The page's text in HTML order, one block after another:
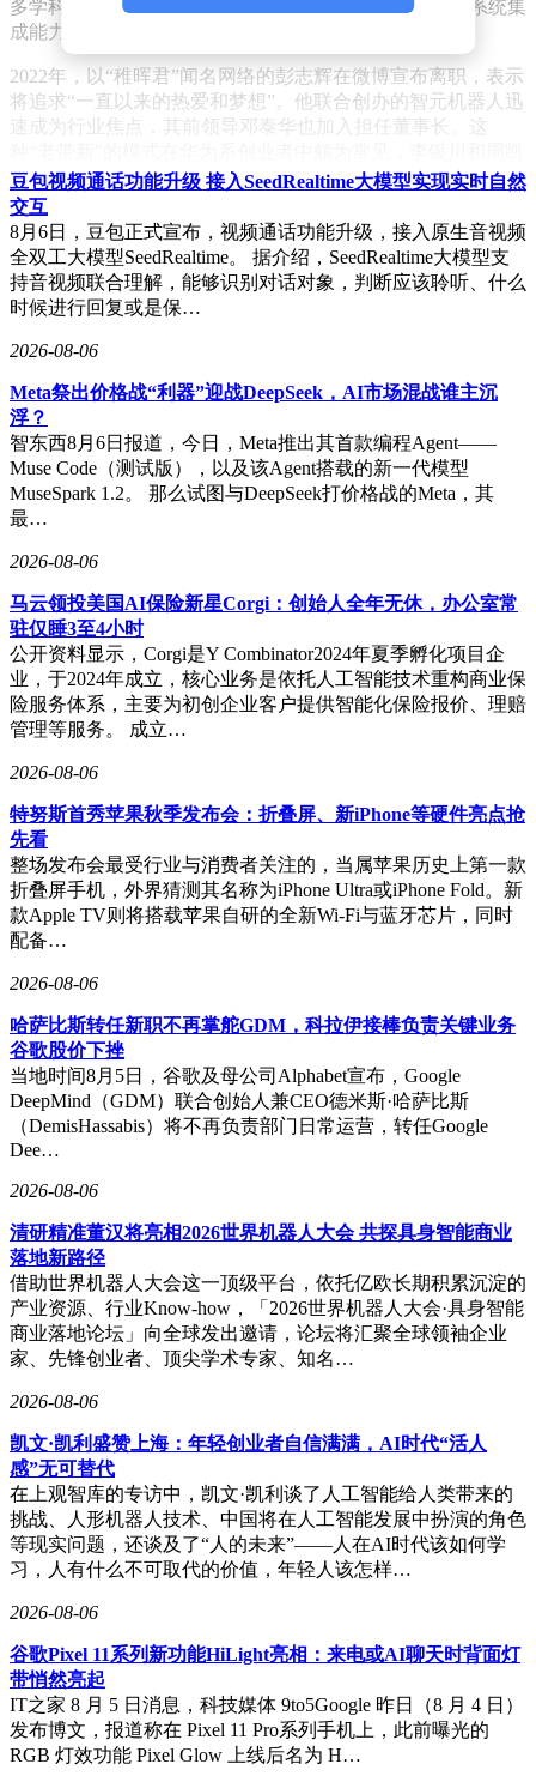
多学科知识，而华为的工作经历恰好提供了这种跨领域系统集
成能力。
2022年，以“稚晖君”闻名网络的彭志辉在微博宣布离职，表示
将追求“一直以来的热爱和梦想”。他联合创办的智元机器人迅
速成为行业焦点，其前领导邓泰华也加入担任董事长。这
文这对诺亚方舟实验室的同事就共同创立了诺因智能，形成了
基于共同文化的高效协作网络。
具身智能创业潮正吸引大量资本涌入。它石智航近日完成4.55
亿美元Pre-A轮融资，创下中国该领域最高单轮融资纪录；欧
拉万象获得五源资本和高瓴创投数千万元种子轮投资；墨奇智
能也于2026年初完成Pre-A轮融资。这些公司的核心技术团队
大多具有华为背景，显示出“华为系”在产业资源整合和商业化
业内专家指出，华为培养的人才具备三大核心竞争力：一是跨
领域的系统工程能力，二是汽车行业积累的机电一体化经验，
三是基于华为文化形成的高效协作网络。以智能汽车为例，其
与机器人在传感器、执行机构等底层技术高度相似，使得相关
人才能够快速实现技术迁移。这种优势在机器人商业化进程中
累。
华为的人才战略不仅体现在招聘环节。根据其2025年年报，公
司已建立完整的AI人才培养体系，过去两年累计培养8万多名
AI人才，其中5万人获得专业认证。这种从选拔到培养的全链
条投入，正在为整个科技行业输送高质量人才，即使部分人才
选择创业，也通过技术扩散和生态合作持续推动产业进步。
豆包视频通话功能升级 接入SeedRealtime大模型实现实时自然
交互
8月6日，豆包正式宣布，视频通话功能升级，接入原生音视频
全双工大模型SeedRealtime。 据介绍，SeedRealtime大模型支
持音视频联合理解，能够识别对话对象，判断应该聆听、什么
时候进行回复或是保…
2026-08-06
Meta祭出价格战“利器”迎战DeepSeek，AI市场混战谁主沉
浮？
智东西8月6日报道，今日，Meta推出其首款编程Agent——
Muse Code（测试版），以及该Agent搭载的新一代模型
MuseSpark 1.2。 那么试图与DeepSeek打价格战的Meta，其
最…
2026-08-06
马云领投美国AI保险新星Corgi：创始人全年无休，办公室常
驻仅睡3至4小时
公开资料显示，Corgi是Y Combinator2024年夏季孵化项目企
业，于2024年成立，核心业务是依托人工智能技术重构商业保
险服务体系，主要为初创企业客户提供智能化保险报价、理赔
管理等服务。 成立…
2026-08-06
特努斯首秀苹果秋季发布会：折叠屏、新iPhone等硬件亮点抢
先看
整场发布会最受行业与消费者关注的，当属苹果历史上第一款
折叠屏手机，外界猜测其名称为iPhone Ultra或iPhone Fold。新
款Apple TV则将搭载苹果自研的全新Wi‑Fi与蓝牙芯片，同时
配备…
2026-08-06
哈萨比斯转任新职不再掌舵GDM，科拉伊接棒负责关键业务
谷歌股价下挫
当地时间8月5日，谷歌及母公司Alphabet宣布，Google
DeepMind（GDM）联合创始人兼CEO德米斯·哈萨比斯
（DemisHassabis）将不再负责部门日常运营，转任Google
Dee…
2026-08-06
清研精准董汉将亮相2026世界机器人大会 共探具身智能商业
落地新路径
借助世界机器人大会这一顶级平台，依托亿欧长期积累沉淀的
产业资源、行业Know-how，「2026世界机器人大会·具身智能
商业落地论坛」向全球发出邀请，论坛将汇聚全球领袖企业
家、先锋创业者、顶尖学术专家、知名…
2026-08-06
凯文·凯利盛赞上海：年轻创业者自信满满，AI时代“活人
感”无可替代
在上观智库的专访中，凯文·凯利谈了人工智能给人类带来的
挑战、人形机器人技术、中国将在人工智能发展中扮演的角色
等现实问题，还谈及了“人的未来”——人在AI时代该如何学
习，人有什么不可取代的价值，年轻人该怎样…
2026-08-06
谷歌Pixel 11系列新功能HiLight亮相：来电或AI聊天时背面灯
带悄然亮起
IT之家 8 月 5 日消息，科技媒体 9to5Google 昨日（8 月 4 日）
发布博文，报道称在 Pixel 11 Pro系列手机上，此前曝光的
RGB 灯效功能 Pixel Glow 上线后名为 H…